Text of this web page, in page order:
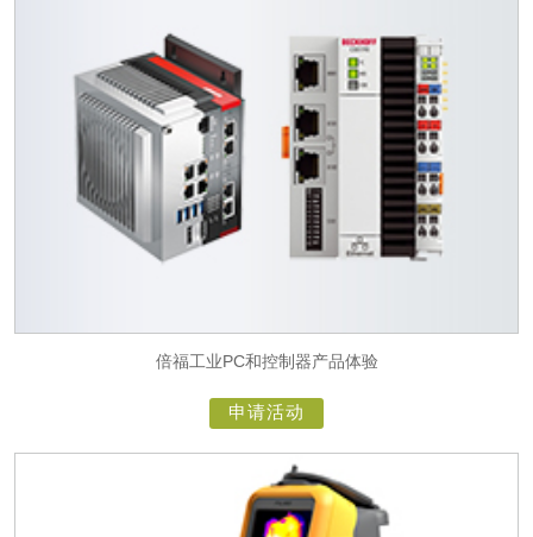
倍福工业PC和控制器产品体验
申请活动